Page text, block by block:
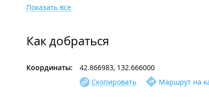
Показать все
Как добраться
Координаты:
42.866983, 132.666000
Скопировать
Маршрут на